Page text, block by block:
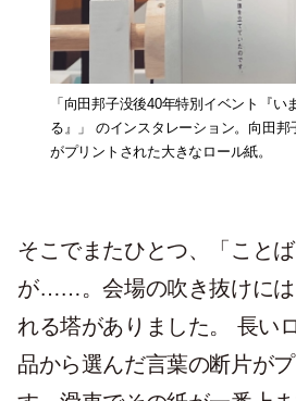
「向田邦子没後40年特別イベント『い
る』」 のインスタレーション。向田邦
がプリントされた大きなロール紙。
そこでまたひとつ、「こと
が……。会場の吹き抜けには
れる塔がありました。 長い
品から選んだ言葉の断片が